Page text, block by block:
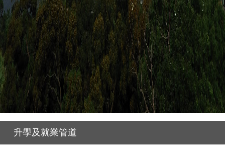
升學及就業管道